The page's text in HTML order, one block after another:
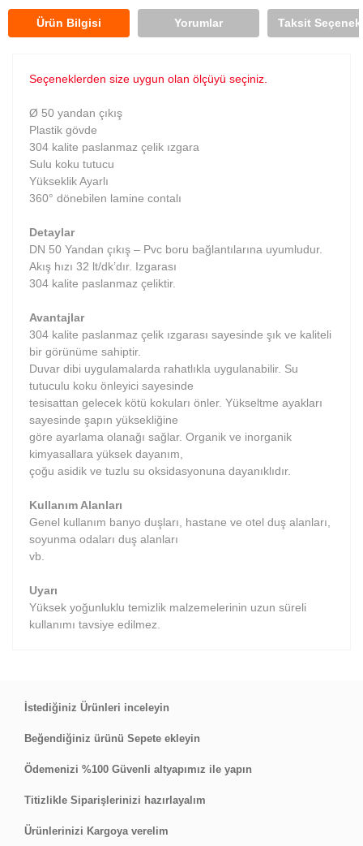
Ürün Bilgisi Yorumlar Taksit
Seçeneklerden size uygun olan ölçüyü seçiniz.
Ø 50 yandan çıkış
Plastik gövde
304 kalite paslanmaz çelik ızgara
Sulu koku tutucu
Yükseklik Ayarlı
360° dönebilen lamine contalı
Detaylar
DN 50 Yandan çıkış – Pvc boru bağlantılarına uyumludur.
Akış hızı 32 lt/dk’dır. Izgarası
304 kalite paslanmaz çeliktir.
Avantajlar
304 kalite paslanmaz çelik ızgarası sayesinde şık ve kaliteli
bir görünüme sahiptir.
Duvar dibi uygulamalarda rahatlıkla uygulanabilir. Su
tutuculu koku önleyici sayesinde
tesisattan gelecek kötü kokuları önler. Yükseltme ayakları
sayesinde şapın yüksekliğine
göre ayarlama olanağı sağlar. Organik ve inorganik
kimyasallara yüksek dayanım,
çoğu asidik ve tuzlu su oksidasyonuna dayanıklıdır.
Kullanım Alanları
Genel kullanım banyo duşları, hastane ve otel duş alanları,
soyunma odaları duş alanları
vb.
Uyarı
Yüksek yoğunluklu temizlik malzemelerinin uzun süreli
kullanımı tavsiye edilmez.
İstediğiniz Ürünleri inceleyin
Beğendiğiniz ürünü Sepete ekleyin
Ödemenizi %100 Güvenli altyapımız ile yapın
Titizlikle Siparişlerinizi hazırlayalım
Ürünlerinizi Kargoya verelim